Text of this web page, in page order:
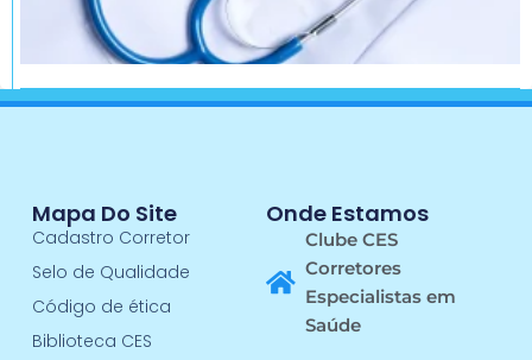
Mapa Do Site
Cadastro Corretor
Selo de Qualidade
Código de ética
Biblioteca CES
Onde Estamos
Clube CES
Corretores
Especialistas em
Saúde